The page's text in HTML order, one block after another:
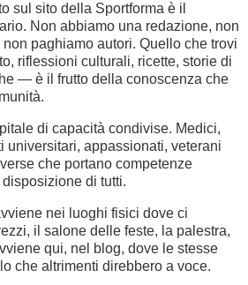
sul sito della Sportforma è il
Non abbiamo una redazione, non
paghiamo autori. Quello che trovi
riflessioni culturali, ricette, storie di
— è il frutto della conoscenza che
di capacità condivise. Medici,
universitari, appassionati, veterani
che portano competenze
di tutti.
nei luoghi fisici dove ci
il salone delle feste, la palestra,
qui, nel blog, dove le stesse
che altrimenti direbbero a voce.